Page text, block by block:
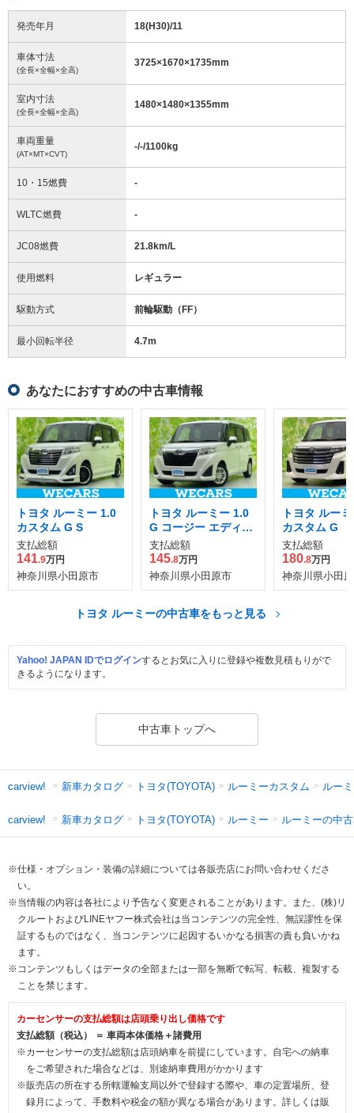
発売年月 18(H30)/11
車体寸法
(全長×全幅×全高)
3725×1670×1735mm
室内寸法
(全長×全幅×全高)
1480×1480×1355mm
車両重量
(AT×MT×CVT)
-/-/1100kg
10・15燃費 -
WLTC燃費 -
JC08燃費 21.8km/L
使用燃料 レギュラー
駆動方式 前輪駆動（FF）
最小回転半径 4.7m
あなたにおすすめの中古車情報
トヨタ ルーミー 1.0
カスタム G S
支払総額
141.9万円
神奈川県小田原市
トヨタ ルーミー 1.0
G コージー エディシ
ョン
支払総額
145.8万円
神奈川県小田原市
トヨタ ルー
カスタム G
支払総額
180.8万円
神奈川県小田
トヨタ ルーミーの中古車をもっと見る
Yahoo! JAPAN IDでログインするとお気に入りに登録や複数見積もりがで
きるようになります。
中古車トップへ
carview! 新車カタログ トヨタ(TOYOTA) ルーミーカスタム ルー
carview! 新車カタログ トヨタ(TOYOTA) ルーミー ルーミーの中
※仕様・オプション・装備の詳細については各販売店にお問い合わせくださ
い。
※当情報の内容は各社により予告なく変更されることがあります。また、(株)リ
クルートおよびLINEヤフー株式会社は当コンテンツの完全性、無誤謬性を保
証するものではなく、当コンテンツに起因するいかなる損害の責も負いかね
ます。
※コンテンツもしくはデータの全部または一部を無断で転写、転載、複製する
ことを禁じます。
カーセンサーの支払総額は店頭乗り出し価格です
支払総額（税込） ＝ 車両本体価格＋諸費用
※カーセンサーの支払総額は店頭納車を前提にしています。自宅への納車
をご希望された場合などは、別途納車費用がかかります
※販売店の所在する所轄運輸支局以外で登録する際や、車の定置場所、登
録月によって、手数料や税金の額が異なる場合があります。詳しくは販